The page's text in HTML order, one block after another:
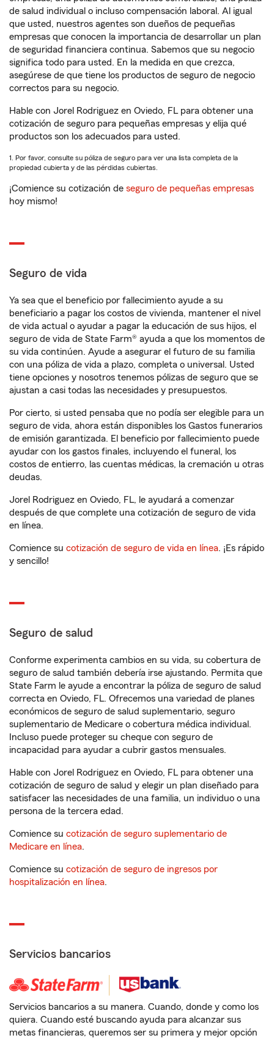
de salud individual o incluso compensación laboral. Al igual
que usted, nuestros agentes son dueños de pequeñas
empresas que conocen la importancia de desarrollar un plan
de seguridad financiera continua. Sabemos que su negocio
significa todo para usted. En la medida en que crezca,
asegúrese de que tiene los productos de seguro de negocio
correctos para su negocio.
Hable con Jorel Rodriguez en Oviedo, FL para obtener una
cotización de seguro para pequeñas empresas y elija qué
productos son los adecuados para usted.
1. Por favor, consulte su póliza de seguro para ver una lista completa de la
propiedad cubierta y de las pérdidas cubiertas.
¡Comience su cotización de seguro de pequeñas empresas
hoy mismo!
Seguro de vida
Ya sea que el beneficio por fallecimiento ayude a su
beneficiario a pagar los costos de vivienda, mantener el nivel
de vida actual o ayudar a pagar la educación de sus hijos, el
seguro de vida de State Farm® ayuda a que los momentos de
su vida continúen. Ayude a asegurar el futuro de su familia
con una póliza de vida a plazo, completa o universal. Usted
tiene opciones y nosotros tenemos pólizas de seguro que se
ajustan a casi todas las necesidades y presupuestos.
Por cierto, si usted pensaba que no podía ser elegible para un
seguro de vida, ahora están disponibles los Gastos funerarios
de emisión garantizada. El beneficio por fallecimiento puede
ayudar con los gastos finales, incluyendo el funeral, los
costos de entierro, las cuentas médicas, la cremación u otras
deudas.
Jorel Rodriguez en Oviedo, FL, le ayudará a comenzar
después de que complete una cotización de seguro de vida
en línea.
Comience su cotización de seguro de vida en línea. ¡Es rápido
y sencillo!
Seguro de salud
Conforme experimenta cambios en su vida, su cobertura de
seguro de salud también debería irse ajustando. Permita que
State Farm le ayude a encontrar la póliza de seguro de salud
correcta en Oviedo, FL. Ofrecemos una variedad de planes
económicos de seguro de salud suplementario, seguro
suplementario de Medicare o cobertura médica individual.
Incluso puede proteger su cheque con seguro de
incapacidad para ayudar a cubrir gastos mensuales.
Hable con Jorel Rodriguez en Oviedo, FL para obtener una
cotización de seguro de salud y elegir un plan diseñado para
satisfacer las necesidades de una familia, un individuo o una
persona de la tercera edad.
Comience su cotización de seguro suplementario de
Medicare en línea.
Comience su cotización de seguro de ingresos por
hospitalización en línea.
Servicios bancarios
Servicios bancarios a su manera. Cuando, donde y como los
quiera. Cuando esté buscando ayuda para alcanzar sus
metas financieras, queremos ser su primera y mejor opción